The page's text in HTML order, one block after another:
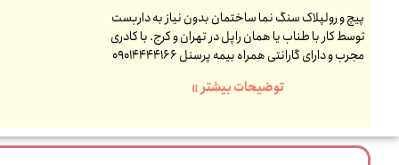
پیچ و رولپلاک سنگ نما ساختمان بدون نیاز به داربست
توسط کار با طناب یا همان راپل در تهران و کرج. با کادری
مجرب و دارای گارانتی همراه بیمه پرسنل 09014444166
توضیحات بیشتر »